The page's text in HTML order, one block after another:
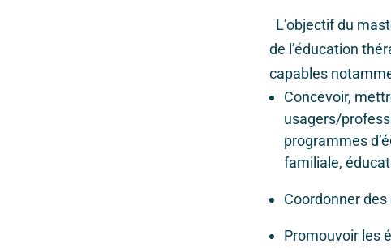
L’objectif du
de l’éducation
capables
Concevoir,
usagers/
programmes
familiale,
Coordonner
Promouvoir les